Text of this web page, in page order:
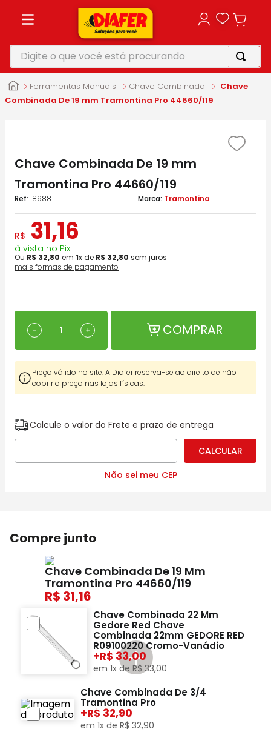
Digite o que você está procurando
Ferramentas Manuais Chave Combinada
Chave
Combinada De 19 mm Tramontina Pro 44660/119
Chave Combinada De 19 mm
Tramontina Pro 44660/119
: 18988 Tramontina
R$ 31,16
à vista no Pix
Ou R$ 32,80 em 1x de R$ 32,80 sem juros
mais formas de pagamento
＋
－ COMPRAR
Preço válido no site. A Diafer reserva-se ao direito de não
cobrir o preço nas lojas físicas.
Calcule o valor do Frete e prazo de entrega
Não sei meu CEP
Compre junto
Chave Combinada De 19 Mm
Tramontina Pro 44660/119
31,16
Chave Combinada 22 Mm
Gedore Red Chave
Combinada 22mm GEDORE RED
R09100220 Cromo-Vanádio
+ 33,00
em 1x de R$ 33,00
Chave Combinada De 3/4
Tramontina Pro
+ 32,90
em 1x de R$ 32,90
1º
motosserra
4º
makita
5º roçadeira